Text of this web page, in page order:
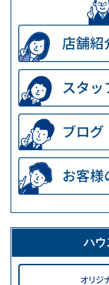
ハウ